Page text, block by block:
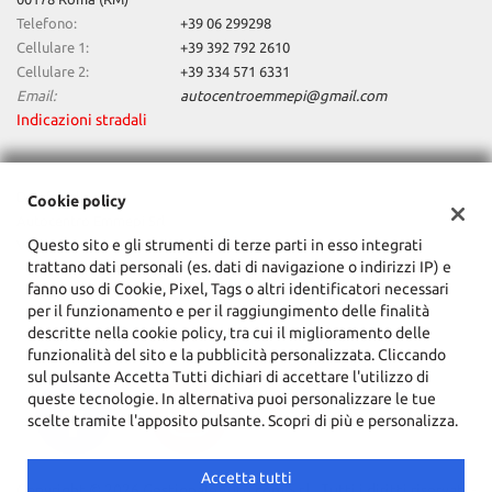
satellitare • Sospensioni pneumatiche • Specchietti laterali elettrici
oscurati • Vivavoce • Volante in pelle • Volante multifunzione
Telefono:
+39 06 299298
Cellulare 1:
+39 392 792 2610
Cellulare 2:
+39 334 571 6331
Email:
autocentroemmepi@gmail.com
Indicazioni stradali
Dati fiscali:
Via Paolo Orsi, 63, Roma (RM)
C.F/P.IVA:15164031005
Registro delle imprese: RM
Cookie policy
Questo sito e gli strumenti di terze parti in esso integrati
trattano dati personali (es. dati di navigazione o indirizzi IP) e
fanno uso di Cookie, Pixel, Tags o altri identificatori necessari
per il funzionamento e per il raggiungimento delle finalità
descritte nella cookie policy, tra cui il miglioramento delle
funzionalità del sito e la pubblicità personalizzata. Cliccando
sul pulsante Accetta Tutti dichiari di accettare l'utilizzo di
queste tecnologie. In alternativa puoi personalizzare le tue
scelte tramite l'apposito pulsante. Scopri di più e personalizza.
Accetta tutti